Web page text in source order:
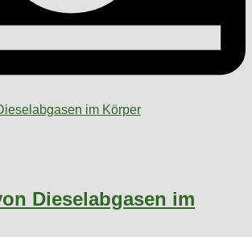
Dieselabgasen im